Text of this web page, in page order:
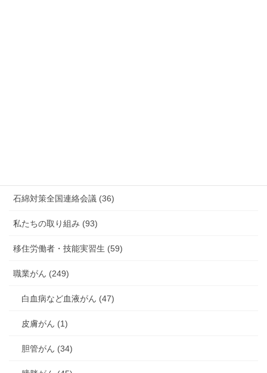
石綿対策全国連絡会議 (36)
私たちの取り組み (93)
移住労働者・技能実習生 (59)
職業がん (249)
白血病など血液がん (47)
皮膚がん (1)
胆管がん (34)